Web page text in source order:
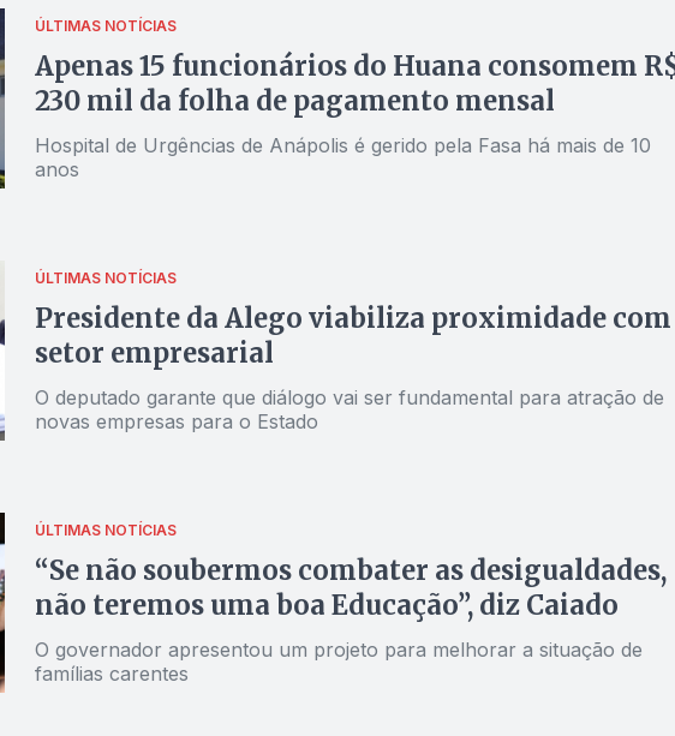
ÚLTIMAS NOTÍCIAS
Apenas 15 funcionários do Huana consomem
230 mil da folha de pagamento mensal
Hospital de Urgências de Anápolis é gerido pela Fasa há mais de 10
anos
ÚLTIMAS NOTÍCIAS
Presidente da Alego viabiliza proximidade com
setor empresarial
O deputado garante que diálogo vai ser fundamental para atração de
novas empresas para o Estado
ÚLTIMAS NOTÍCIAS
“Se não soubermos combater as desigualdades,
não teremos uma boa Educação”, diz Caiado
O governador apresentou um projeto para melhorar a situação de
famílias carentes